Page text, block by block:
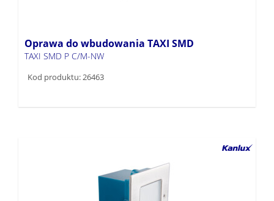
Oprawa do wbudowania TAXI SMD
TAXI SMD P C/M-NW
Kod produktu: 26463